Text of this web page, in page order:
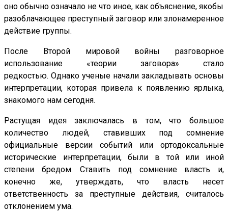
оно обычно означало не что иное, как объяснение, якобы
разоблачающее преступный заговор или злонамеренное
действие группы.
После Второй мировой войны разговорное
использование «теории заговора» стало
редкостью. Однако ученые начали закладывать основы
интерпретации, которая привела к появлению ярлыка,
знакомого нам сегодня.
Растущая идея заключалась в том, что большое
количество людей, ставивших под сомнение
официальные версии событий или ортодоксальные
исторические интерпретации, были в той или иной
степени бредом. Ставить под сомнение власть и,
конечно же, утверждать, что власть несет
ответственность за преступные действия, считалось
отклонением ума.